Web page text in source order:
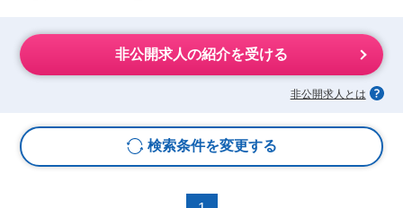
非公開求人の紹介を受ける
非公開求人とは
検索条件を変更する